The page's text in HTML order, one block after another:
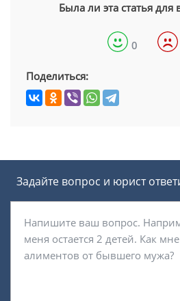
Была ли эта статья для
0
Поделиться:
Задайте вопрос и юрист